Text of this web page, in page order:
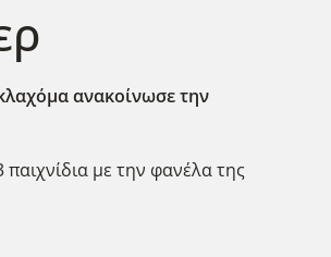
ανακοίνωσε την
με την φανέλα της